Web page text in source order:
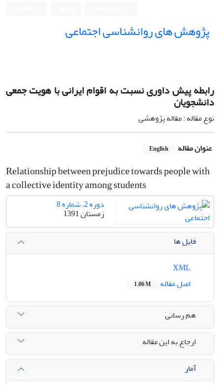
پژوهش های روانشناسی اجتماعی
رابطه پیش داوری نسبت به اقوام ایرانی با هویت جمعی
دانشجویان
نوع مقاله : مقاله پژوهشی
عنوان مقاله English
Relationship between prejudice towards people with
a collective identity among students
دوره 2، شماره 8
زمستان 1391
فایل ها
اصل مقاله
1.06 M
هم رسانی
ارجاع به این مقاله
آمار